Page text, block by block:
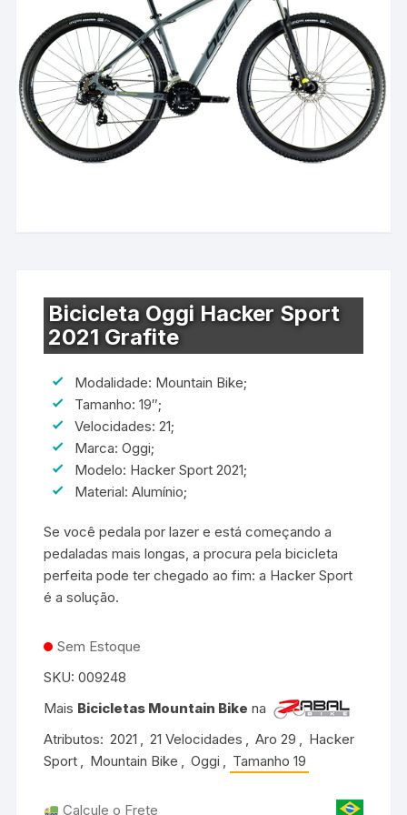
Bicicleta Oggi Hacker Sport
2021 Grafite
Modalidade: Mountain Bike;
Tamanho: 19″;
Velocidades: 21;
Marca: Oggi;
Modelo: Hacker Sport 2021;
Material: Alumínio;
Se você pedala por lazer e está começando a
pedaladas mais longas, a procura pela bicicleta
perfeita pode ter chegado ao fim: a Hacker Sport
é a solução.
Sem Estoque
SKU:009248
Mais Bicicletas Mountain Bike na
Atributos: 2021 , 21 Velocidades , Aro 29 , Hacker
Sport , Mountain Bike , Oggi , Tamanho 19
Calcule o Frete